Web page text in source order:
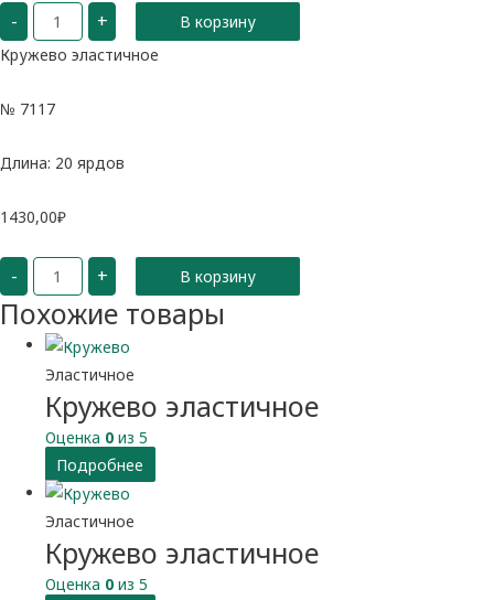
-
Количество
Кружево
эластичное
+
В корзину
Кружево эластичное
№ 7117
Длина: 20 ярдов
1430,00₽
-
Количество
Кружево
эластичное
+ В корзину
Похожие товары
Эластичное
Кружево эластичное
Оценка 0 из 5
Подробнее
Эластичное
Кружево эластичное
Оценка 0 из 5